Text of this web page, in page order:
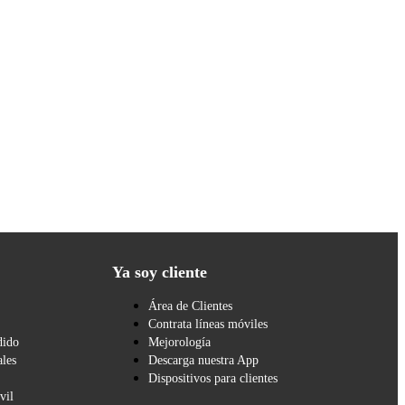
Ya soy cliente
Área de Clientes
Contrata líneas móviles
Mejorología
Descarga nuestra App
Dispositivos para clientes